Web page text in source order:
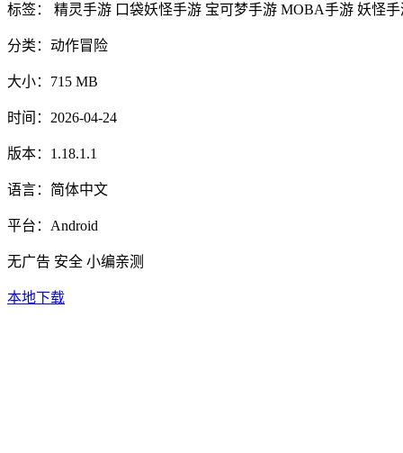
标签： 精灵手游 口袋妖怪手游 宝可梦手游 MOBA手游 妖怪手
分类： 动作冒险
大小： 715 MB
时间： 2026-04-24
版本： 1.18.1.1
语言： 简体中文
平台： Android
无广告 安全 小编亲测
本地下载